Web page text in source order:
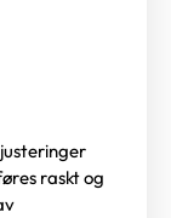
raskt og